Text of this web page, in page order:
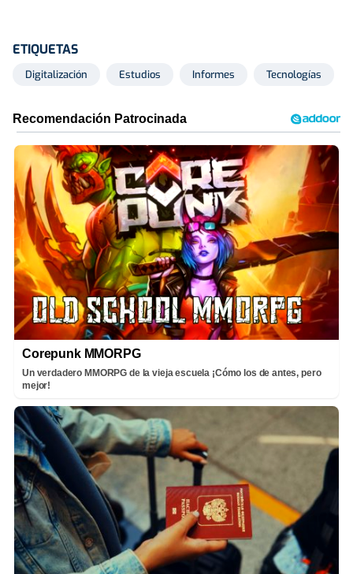
ETIQUETAS
Digitalización Estudios Informes Tecnologías
Corepunk MMORPG
Un verdadero MMORPG de la vieja escuela ¡Cómo los de antes, pero
mejor!